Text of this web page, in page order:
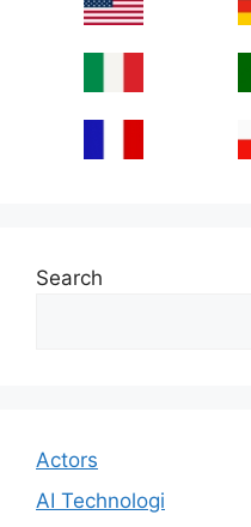
Search
Actors
AI Technologi